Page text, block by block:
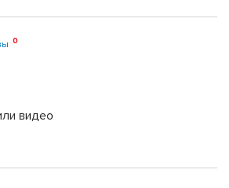
видео